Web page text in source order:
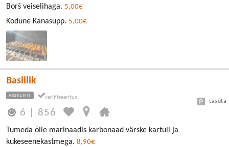
Borš veiselihaga. 5,00€
Kodune Kanasupp. 5,00€
Basiilik
KESKLINN
6 856
tasuta
Tumeda õlle marinaadis karbonaad värske kartuli ja
kukeseenekastmega. 8,90€